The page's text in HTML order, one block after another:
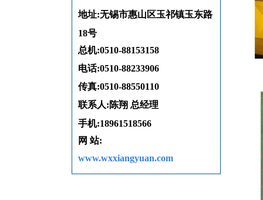
地址:无锡市惠山区玉祁镇玉东路
18号
总机:0510-88153158
电话:0510-88233906
传真:0510-88550110
联系人:陈翔 总经理
手机:18961518566
网 站:
www.wxxiangyuan.com